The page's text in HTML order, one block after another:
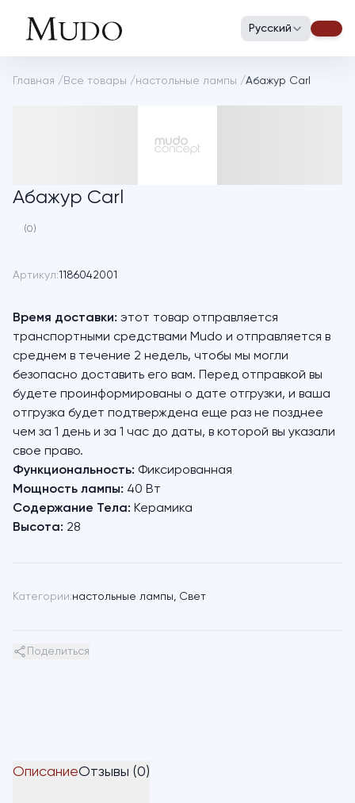
Русский
Главная / Все товары /настольные лампы /Абажур Carl
Абажур Carl
(0)
Артикул:1186042001
Время доставки: этот товар отправляется
транспортными средствами Mudo и отправляется в
среднем в течение 2 недель, чтобы мы могли
безопасно доставить его вам. Перед отправкой вы
будете проинформированы о дате отгрузки, и ваша
отгрузка будет подтверждена еще раз не позднее
чем за 1 день и за 1 час до даты, в которой вы указали
свое право.
Функциональность: Фиксированная
Мощность лампы: 40 Вт
Содержание Тела: Керамика
Высота: 28
Категории:настольные лампы, Свет
Поделиться
ОписаниеОтзывы (0)